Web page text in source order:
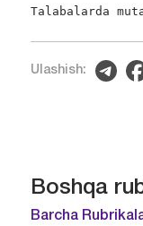
Talabalarda
Ulashish:
Boshqa
Barcha